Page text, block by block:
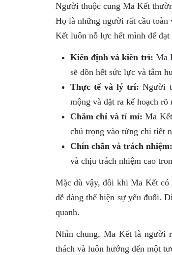
Người thuộc cung Ma Kết
Họ là những người rất cầu
Kết luôn nỗ lực hết mình để
Kiên định và kiên trì: Ma
sẽ dồn hết sức lực và tâm
Thực tế và lý trí: Người
mộng và đặt ra kế hoạch
Chăm chỉ và tỉ mỉ: Ma
chú trọng vào từng chi tiết
Chín chắn và trách nhiệm:
và chịu trách nhiệm cao
Mặc dù vậy, đôi khi Ma Kết có
dễ dàng thể hiện sự yếu đuối.
quanh.
Nhìn chung, Ma Kết là người
thách và luôn hướng đến một